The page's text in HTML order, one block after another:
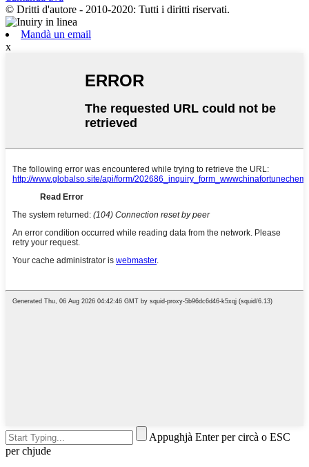
© Dritti d'autore - 2010-2020: Tutti i diritti riservati.
Mandà un email
x
Appughjà Enter per circà o ESC
per chjude